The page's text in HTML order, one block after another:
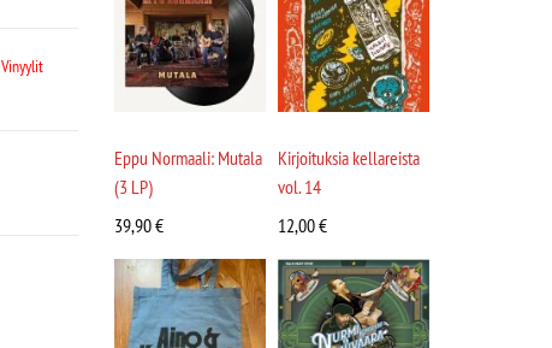
Vinyylit
Eppu Normaali: Mutala
(3 LP)
39,90€
Kirjoituksia kellareista
vol. 14
12,00€